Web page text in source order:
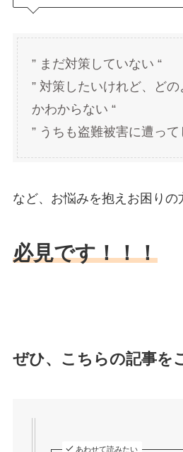
” まだ対策していない “
” 対策したいけれど、ど
かわからない “
” うちも盗難被害に遭って
など、お悩みを抱えお困り
必見です！！！
ぜひ、こちらの記事を
あわせて読みたい